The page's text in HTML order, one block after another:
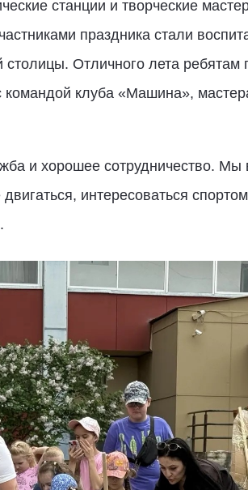
станции и творческие
праздника стали
Отличного лета ребятам
командой клуба «Машина»,
и хорошее сотрудничество. Мы
интересоваться